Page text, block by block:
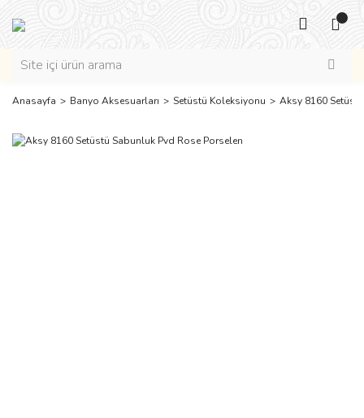
Anasayfa Banyo Aksesuarları Setüstü Koleksiyonu Aksy 8160